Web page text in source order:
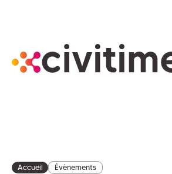
Accueil Évènements